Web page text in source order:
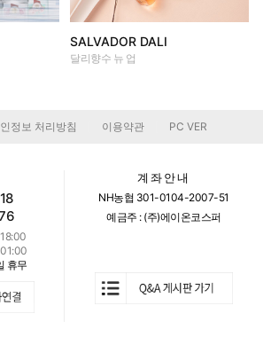
SALVADOR DALI
달리향수 뉴 업
정보 처리방침 이용약관 PC VER
휴무
계좌안내
NH농협 301-0104-2007-51
예금주 : (주)에이온코스퍼